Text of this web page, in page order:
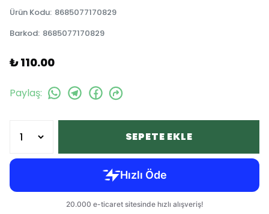
Ürün Kodu: 8685077170829
Barkod: 8685077170829
₺ 110.00
Paylaş:
SEPETE EKLE